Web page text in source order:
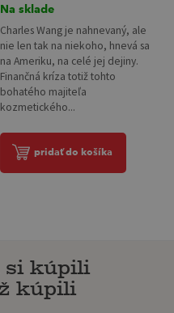
Na sklade
Charles Wang je nahnevaný, ale
nie len tak na niekoho, hnevá sa
na Ameriku, na celé jej dejiny.
Finančná kríza totiž tohto
bohatého majiteľa
kozmetického...
pridať do košíka
si kúpili
kúpili